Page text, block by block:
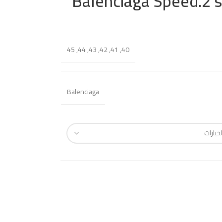
40
,
41
,
42
,
43
,
44
,
45
Balenciaga